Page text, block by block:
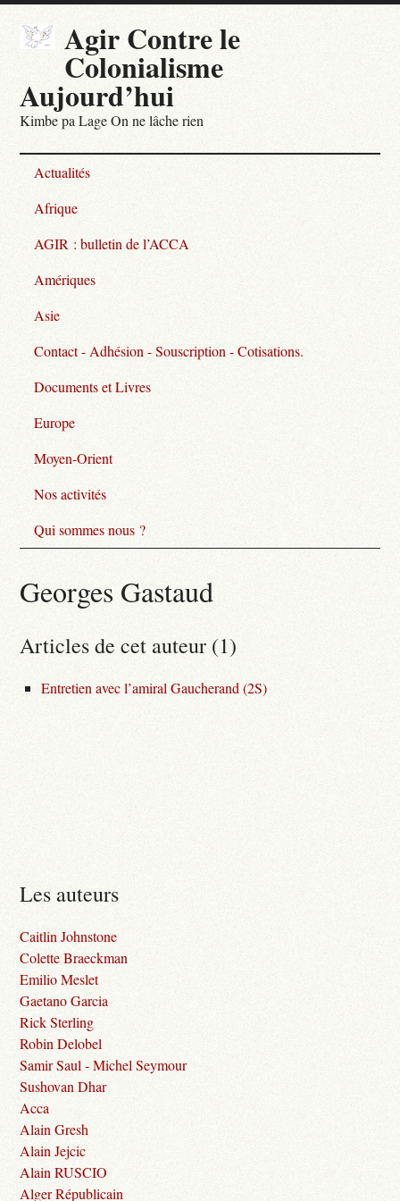
Agir Contre le
Colonialisme
Aujourd’hui
Kimbe pa Lage On ne lâche rien
Actualités
Afrique
AGIR : bulletin de l’ACCA
Amériques
Asie
Contact - Adhésion - Souscription - Cotisations.
Documents et Livres
Europe
Moyen-Orient
Nos activités
Qui sommes nous ?
Georges Gastaud
Articles de cet auteur (1)
Entretien avec l’amiral Gaucherand (2S)
Les auteurs
Caitlin Johnstone
Colette Braeckman
Emilio Meslet
Gaetano Garcia
Rick Sterling
Robin Delobel
Samir Saul - Michel Seymour
Sushovan Dhar
Acca
Alain Gresh
Alain Jejcic
Alain RUSCIO
Alger Républicain